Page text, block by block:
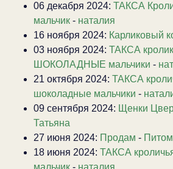
06 декабря 2024: ТАКСА
мальчик - наталия
16 ноября 2024: Карликовый
03 ноября 2024: ТАКСА
ШОКОЛАДНЫЕ мальчики -
21 октября 2024: ТАКСА
шоколадные мальчики -
09 сентября 2024: Щенки
Татьяна
27 июня 2024: Продам -
18 июня 2024: ТАКСА